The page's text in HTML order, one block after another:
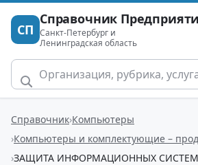
СП
Справочник
Санкт-Петербург и
Ленинградская область
Справочник Компьютеры
Компьютеры и комплектующие –
ЗАЩИТА ИНФОРМАЦИОННЫХ СИСТЕМ